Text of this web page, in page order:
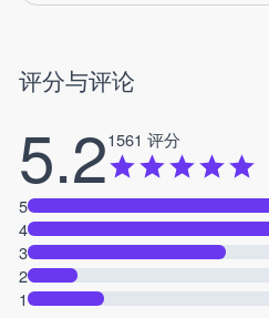
评分与评论
5.21561 评分
5
4
3
2
1